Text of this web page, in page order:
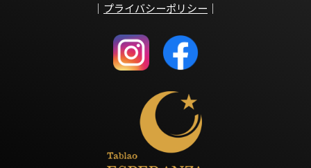
｜ プライバシーポリシー ｜